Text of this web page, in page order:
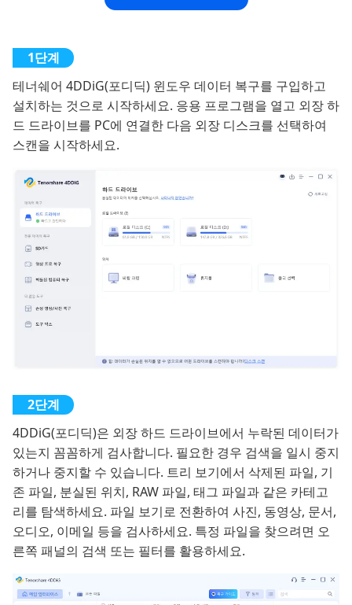
테너쉐어 4DDiG(포디딕) 윈도우 데이터 복구를 구입하고
설치하는 것으로 시작하세요. 응용 프로그램을 열고 외장 하
드 드라이브를 PC에 연결한 다음 외장 디스크를 선택하여
스캔을 시작하세요.
4DDiG(포디딕)은 외장 하드 드라이브에서 누락된 데이터가
있는지 꼼꼼하게 검사합니다. 필요한 경우 검색을 일시 중지
하거나 중지할 수 있습니다. 트리 보기에서 삭제된 파일, 기
존 파일, 분실된 위치, RAW 파일, 태그 파일과 같은 카테고
리를 탐색하세요. 파일 보기로 전환하여 사진, 동영상, 문서,
오디오, 이메일 등을 검사하세요. 특정 파일을 찾으려면 오
른쪽 패널의 검색 또는 필터를 활용하세요.